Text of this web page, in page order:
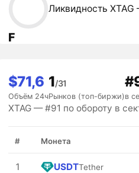
F
Ликвидность
$71,6
Объём 24ч
1/31
Рынков (топ-биржи)в
XTAG — #91 по обороту в
# Монета
1 USDTTether